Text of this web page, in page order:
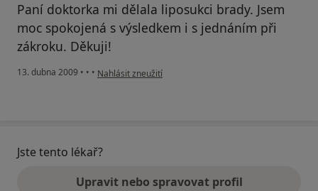
Paní doktorka mi dělala liposukci brady. Jsem
moc spokojená s výsledkem i s jednáním při
zákroku. Děkuji!
13. dubna 2009 • • • podle názoru uživatele Jana
Nahlásit zneužití
Jste tento lékař?
Upravit nebo spravovat profil